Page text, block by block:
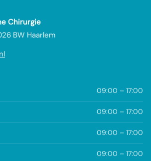
Chirurgie
BW Haarlem
09:00 – 17:00
09:00 – 17:00
09:00 – 17:00
09:00 – 17:00